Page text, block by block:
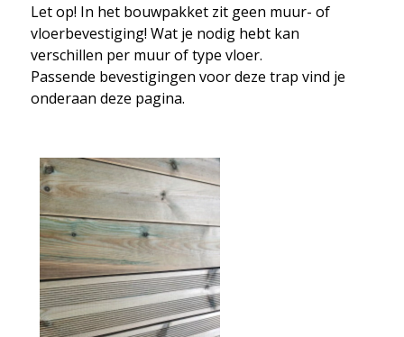
Let op! In het bouwpakket zit geen muur- of
vloerbevestiging! Wat je nodig hebt kan
verschillen per muur of type vloer.
Passende bevestigingen voor deze trap vind je
onderaan deze pagina.